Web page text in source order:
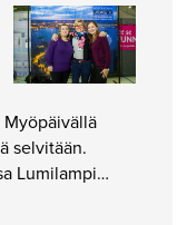
selvitään.
Lumilampi…